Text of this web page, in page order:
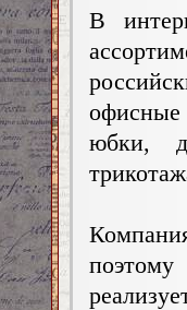
В
юбки,